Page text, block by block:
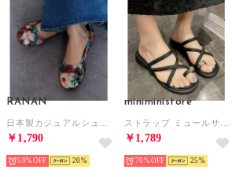
RANAN
￥1,790
59% 20
miniministore
￥1,789
70% 25